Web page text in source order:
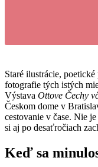
Staré ilustrácie,
fotografie tých istých
Výstava Ottove Čechy
Českom dome v
cestovanie v čase. Nie
si aj po desaťročiach
Keď sa